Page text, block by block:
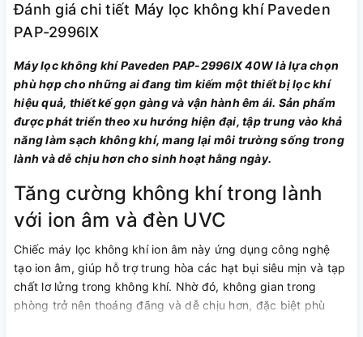
Đánh giá chi tiết Máy lọc không khí Paveden
PAP-2996IX
Máy lọc không khí Paveden PAP-2996IX 40W là lựa chọn
phù hợp cho những ai đang tìm kiếm một thiết bị lọc khí
hiệu quả, thiết kế gọn gàng và vận hành êm ái. Sản phẩm
được phát triển theo xu hướng hiện đại, tập trung vào khả
năng làm sạch không khí, mang lại môi trường sống trong
lành và dễ chịu hơn cho sinh hoạt hằng ngày.
Tăng cường không khí trong lành
với ion âm và đèn UVC
Chiếc máy lọc không khí ion âm này ứng dụng công nghệ
tạo ion âm, giúp hỗ trợ trung hòa các hạt bụi siêu mịn và tạp
chất lơ lửng trong không khí. Nhờ đó, không gian trong
phòng trở nên thoáng đãng và dễ chịu hơn, đặc biệt phù